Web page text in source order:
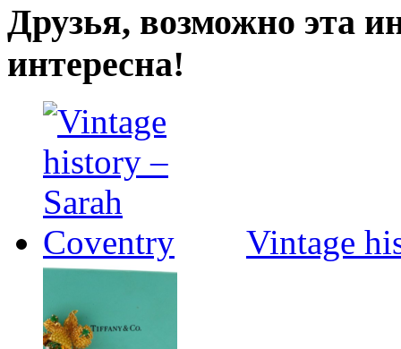
Друзья, возможно эта
интересна!
Vintage